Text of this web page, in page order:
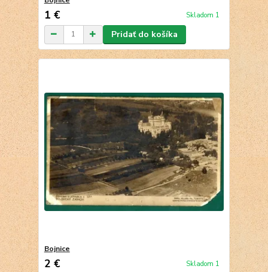
1 € Skladom 1
Pridať do košíka
Bojnice
2 € Skladom 1